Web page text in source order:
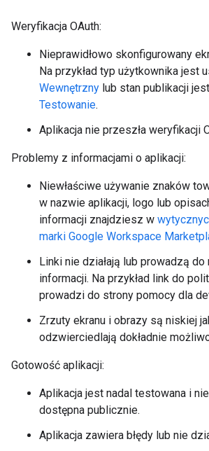
Weryfikacja OAuth:
Nieprawidłowo skonfigurowany
Na przykład typ użytkownika jest
Wewnętrzny lub stan publikacji
Testowanie.
Aplikacja nie przeszła weryfikacji
Problemy z informacjami o aplikacji:
Niewłaściwe używanie znaków
w nazwie aplikacji, logo lub
informacji znajdziesz w
marki Google Workspace
Linki nie działają lub prowadzą do
informacji. Na przykład link do
prowadzi do strony pomocy dla
Zrzuty ekranu i obrazy są niskiej
odzwierciedlają dokładnie
Gotowość aplikacji:
Aplikacja jest nadal testowana i
dostępna publicznie.
Aplikacja zawiera błędy lub nie